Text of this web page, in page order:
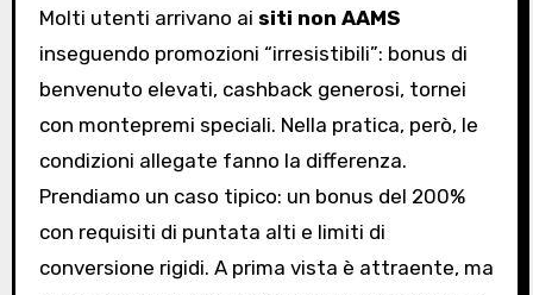
Molti utenti arrivano ai siti non AAMS
inseguendo promozioni “irresistibili”: bonus di
benvenuto elevati, cashback generosi, tornei
con montepremi speciali. Nella pratica, però, le
condizioni allegate fanno la differenza.
Prendiamo un caso tipico: un bonus del 200%
con requisiti di puntata alti e limiti di
conversione rigidi. A prima vista è attraente, ma